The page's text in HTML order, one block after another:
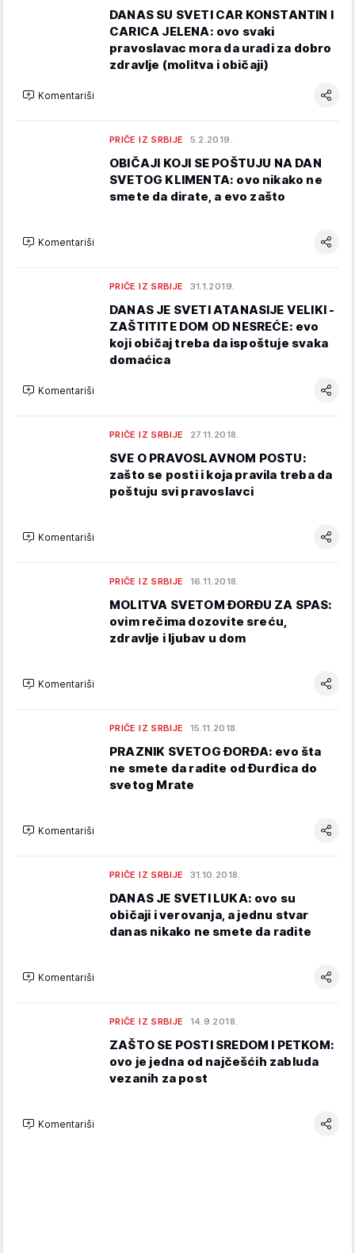
DANAS SU SVETI CAR KONSTANTIN I
CARICA JELENA: ovo svaki
pravoslavac mora da uradi za dobro
zdravlje (molitva i običaji)
Komentariši
PRIČE IZ SRBIJE 5.2.2019.
OBIČAJI KOJI SE POŠTUJU NA DAN
SVETOG KLIMENTA: ovo nikako ne
smete da dirate, a evo zašto
Komentariši
PRIČE IZ SRBIJE 31.1.2019.
DANAS JE SVETI ATANASIJE VELIKI -
ZAŠTITITE DOM OD NESREĆE: evo
koji običaj treba da ispoštuje svaka
domaćica
Komentariši
PRIČE IZ SRBIJE 27.11.2018.
SVE O PRAVOSLAVNOM POSTU:
zašto se posti i koja pravila treba da
poštuju svi pravoslavci
Komentariši
PRIČE IZ SRBIJE 16.11.2018.
MOLITVA SVETOM ĐORĐU ZA SPAS:
ovim rečima dozovite sreću,
zdravlje i ljubav u dom
Komentariši
PRIČE IZ SRBIJE 15.11.2018.
PRAZNIK SVETOG ĐORĐA: evo šta
ne smete da radite od Đurđica do
svetog Mrate
Komentariši
PRIČE IZ SRBIJE 31.10.2018.
DANAS JE SVETI LUKA: ovo su
običaji i verovanja, a jednu stvar
danas nikako ne smete da radite
Komentariši
PRIČE IZ SRBIJE 14.9.2018.
ZAŠTO SE POSTI SREDOM I PETKOM:
ovo je jedna od najčešćih zabluda
vezanih za post
Komentariši